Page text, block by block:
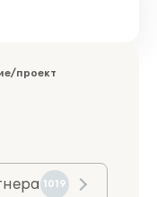
проект
1019